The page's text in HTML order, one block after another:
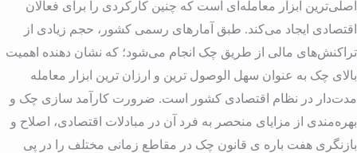
ابزار معامله‌ای است که چنین کارکردی را برای فعالان
ایجاد می‏‌کند. طبق آمارهای رسمی کشور، حجم زیادی از
مالی از طریق چک انجام می‌شود؛ که نشان ‌دهنده اهمیت
چک به ‌عنوان سهل ‌الوصول ‌ترین و ارزان‌ ترین ابزار معامله
در نظام اقتصادی کشور است. ضرورت کارآمد سازی چک و
از مزایای منحصر به ‌فرد آن در مبادلات اقتصادی، اصلاح و
هفت‏ باره ی قانون چک در مقاطع زمانی مختلف را در پی